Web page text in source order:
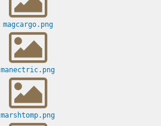
magcargo.png
manectric.png
marshtomp.png